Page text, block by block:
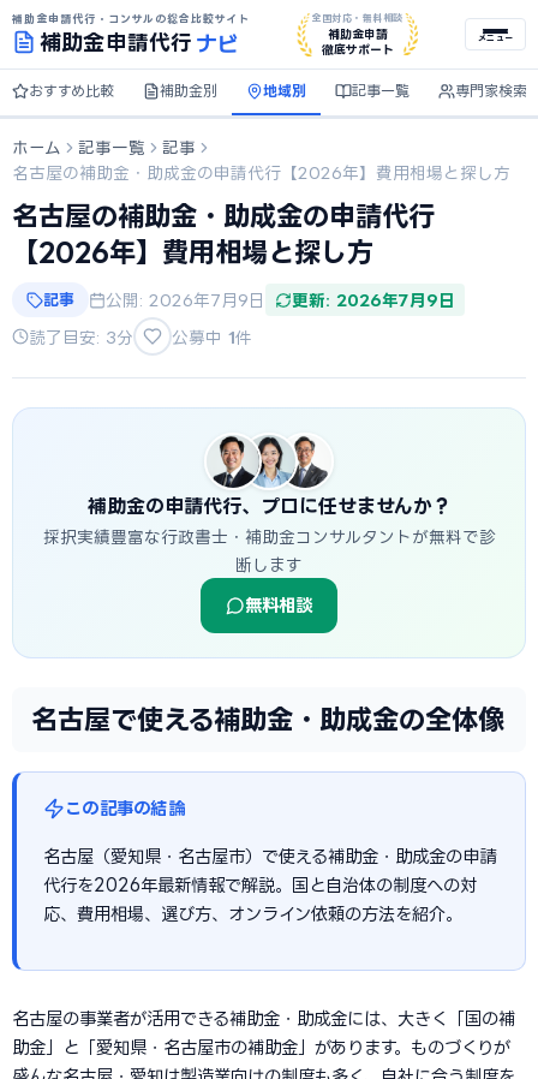
補助金申請代行・コンサルの総合比較サイト
補助金申請代行 ナビ
全国対応・無料相談
補助金申請
徹底サポート
メニュー
おすすめ比較 補助金別 地域別 記事一覧 専門家検索
ホーム 記事一覧
記事
名古屋の補助金・助成金の申請代行【2026年】費用相場と探し方
名古屋の補助金・助成金の申請代行
【2026年】費用相場と探し方
記事 公開: 2026年7月9日 更新: 2026年7月9日
読了目安: 3分 公募中 1件
補助金の申請代行、プロに任せませんか？
採択実績豊富な行政書士・補助金コンサルタントが無料で診
断します
無料相談
名古屋で使える補助金・助成金の全体像
この記事の結論
名古屋（愛知県・名古屋市）で使える補助金・助成金の申請
代行を2026年最新情報で解説。国と自治体の制度への対
応、費用相場、選び方、オンライン依頼の方法を紹介。
名古屋の事業者が活用できる補助金・助成金には、大きく「国の補
助金」と「愛知県・名古屋市の補助金」があります。ものづくりが